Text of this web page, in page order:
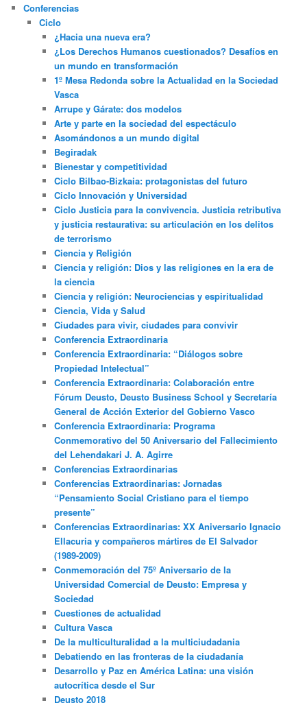
Conferencias
Ciclo
¿Hacia una nueva era?
¿Los Derechos Humanos cuestionados? Desafíos en
un mundo en transformación
1º Mesa Redonda sobre la Actualidad en la Sociedad
Vasca
Arrupe y Gárate: dos modelos
Arte y parte en la sociedad del espectáculo
Asomándonos a un mundo digital
Begiradak
Bienestar y competitividad
Ciclo Bilbao-Bizkaia: protagonistas del futuro
Ciclo Innovación y Universidad
Ciclo Justicia para la convivencia. Justicia retributiva
y justicia restaurativa: su articulación en los delitos
de terrorismo
Ciencia y Religión
Ciencia y religión: Dios y las religiones en la era de
la ciencia
Ciencia y religión: Neurociencias y espiritualidad
Ciencia, Vida y Salud
Ciudades para vivir, ciudades para convivir
Conferencia Extraordinaria
Conferencia Extraordinaria: “Diálogos sobre
Propiedad Intelectual”
Conferencia Extraordinaria: Colaboración entre
Fórum Deusto, Deusto Business School y Secretaría
General de Acción Exterior del Gobierno Vasco
Conferencia Extraordinaria: Programa
Conmemorativo del 50 Aniversario del Fallecimiento
del Lehendakari J. A. Agirre
Conferencias Extraordinarias
Conferencias Extraordinarias: Jornadas
“Pensamiento Social Cristiano para el tiempo
presente”
Conferencias Extraordinarias: XX Aniversario Ignacio
Ellacuria y compañeros mártires de El Salvador
(1989-2009)
Conmemoración del 75º Aniversario de la
Universidad Comercial de Deusto: Empresa y
Sociedad
Cuestiones de actualidad
Cultura Vasca
De la multiculturalidad a la multiciudadania
Debatiendo en las fronteras de la ciudadanía
Desarrollo y Paz en América Latina: una visión
autocrítica desde el Sur
Deusto 2018